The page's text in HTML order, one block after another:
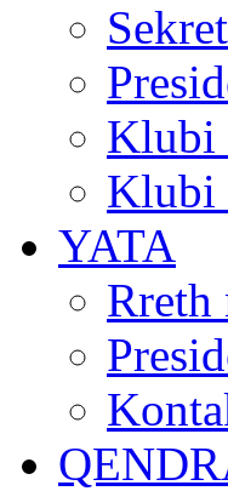
Klubi
Klubi
YATA
Rreth